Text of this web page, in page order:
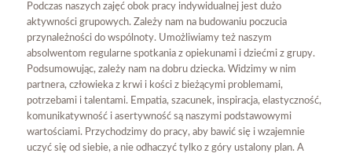
Podczas naszych zajęć obok pracy indywidualnej jest dużo
aktywności grupowych. Zależy nam na budowaniu poczucia
przynależności do wspólnoty. Umożliwiamy też naszym
absolwentom regularne spotkania z opiekunami i dziećmi z grupy.
Podsumowując, zależy nam na dobru dziecka. Widzimy w nim
partnera, człowieka z krwi i kości z bieżącymi problemami,
potrzebami i talentami. Empatia, szacunek, inspiracja, elastyczność,
komunikatywność i asertywność są naszymi podstawowymi
wartościami. Przychodzimy do pracy, aby bawić się i wzajemnie
uczyć się od siebie, a nie odhaczyć tylko z góry ustalony plan. A